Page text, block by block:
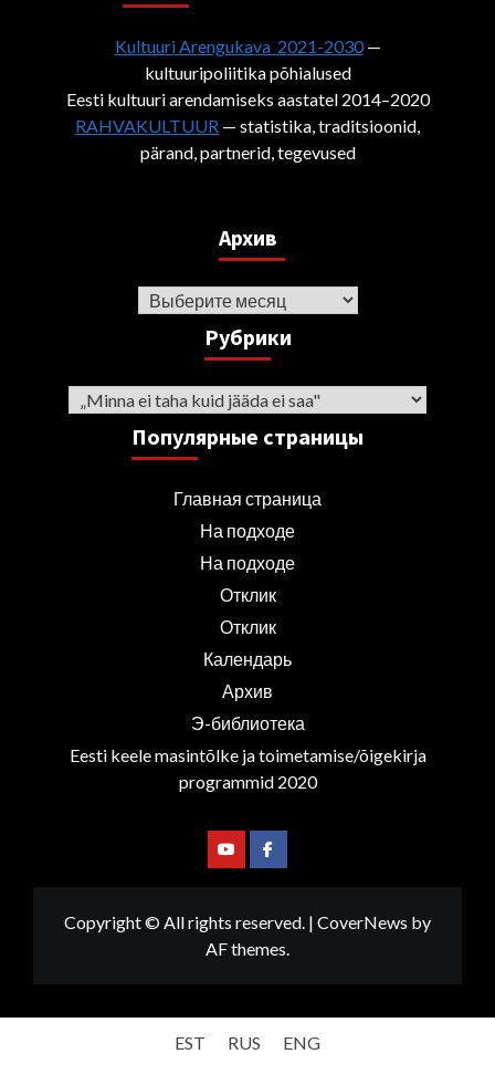
Kultuuri Arengukava 2021-2030—
kultuuripoliitika põhialused
Eesti kultuuri arendamiseks aastatel 2014–2020
RAHVAKULTUUR — statistika, traditsioonid,
pärand, partnerid, tegevused
Архив
Архив
Рубрики
Рубрики
Популярные страницы
Главная страница
На подходе
На подходе
Отклик
Отклик
Календарь
Архив
Э-библиотека
Eesti keele masintõlke ja toimetamise/õigekirja
programmid 2020
YoutubeFacebook
Copyright © All rights reserved. | CoverNews by
AF themes.
EST RUS ENG